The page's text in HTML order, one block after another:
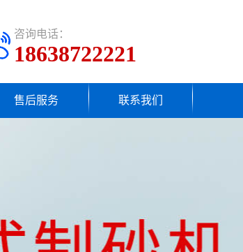
咨询电话：
18638722221
售后服务 联系我们